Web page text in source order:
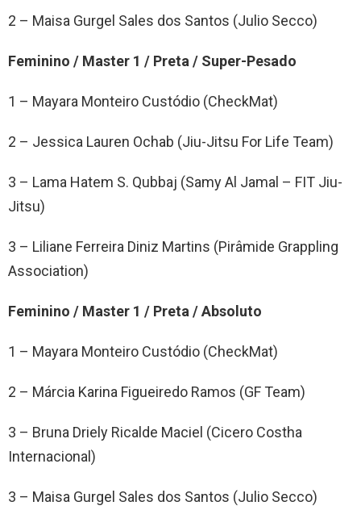
2 – Maisa Gurgel Sales dos Santos (Julio Secco)
Feminino / Master 1 / Preta / Super-Pesado
1 – Mayara Monteiro Custódio (CheckMat)
2 – Jessica Lauren Ochab (Jiu-Jitsu For Life Team)
3 – Lama Hatem S. Qubbaj (Samy Al Jamal – FIT Jiu-
Jitsu)
3 – Liliane Ferreira Diniz Martins (Pirâmide Grappling
Association)
Feminino / Master 1 / Preta / Absoluto
1 – Mayara Monteiro Custódio (CheckMat)
2 – Márcia Karina Figueiredo Ramos (GF Team)
3 – Bruna Driely Ricalde Maciel (Cicero Costha
Internacional)
3 – Maisa Gurgel Sales dos Santos (Julio Secco)